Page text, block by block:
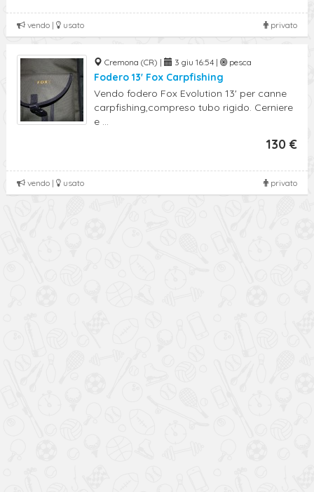
privato
vendo | usato
Cremona (CR) | 3 giu 16:54 | pesca
Fodero 13' Fox Carpfishing
Vendo fodero Fox Evolution 13' per canne
carpfishing,compreso tubo rigido. Cerniere
e ...
130 €
privato
vendo | usato